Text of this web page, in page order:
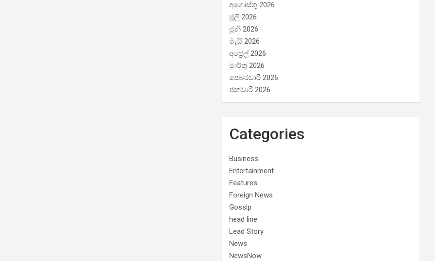
අගෝස්තු 2026
ජූලි 2026
ජූනි 2026
මැයි 2026
අප්‍රේල් 2026
මාර්තු 2026
පෙබරවාරි 2026
ජනවාරි 2026
Categories
Business
Entertainment
Features
Foreign News
Gossip
head line
Lead Story
News
NewsNow